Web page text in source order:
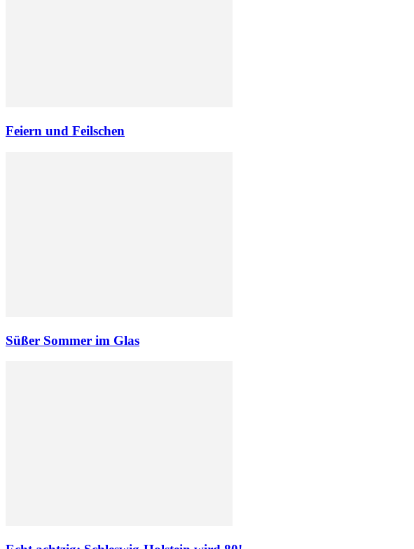
Feiern und Feilschen
Süßer Sommer im Glas